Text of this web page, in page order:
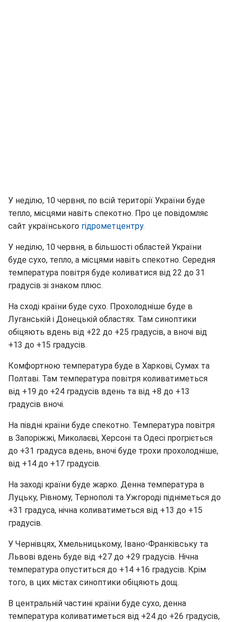
У неділю, 10 червня, по всій території України буде
тепло, місцями навіть спекотно. Про це повідомляє
сайт українського гідрометцентру.
У неділю, 10 червня, в більшості областей України
буде сухо, тепло, а місцями навіть спекотно. Середня
температура повітря буде коливатися від 22 до 31
градусів зі знаком плюс.
На сході країни буде сухо. Прохолодніше буде в
Луганській і Донецькій областях. Там синоптики
обіцяють вдень від +22 до +25 градусів, а вночі від
+13 до +15 градусів.
Комфортною температура буде в Харкові, Сумах та
Полтаві. Там температура повітря коливатиметься
від +19 до +24 градусів вдень та від +8 до +13
градусів вночі.
На півдні країни буде спекотно. Температура повітря
в Запоріжжі, Миколаєві, Херсоні та Одесі прогріється
до +31 градуса вдень, вночі буде трохи прохолодніше,
від +14 до +17 градусів.
На заході країни буде жарко. Денна температура в
Луцьку, Рівному, Тернополі та Ужгороді підніметься до
+31 градуса, нічна коливатиметься від +13 до +15
градусів.
У Чернівцях, Хмельницькому, Івано-Франківську та
Львові вдень буде від +27 до +29 градусів. Нічна
температура опуститься до +14 +16 градусів. Крім
того, в цих містах синоптики обіцяють дощ.
В центральній частині країни буде сухо, денна
температура коливатиметься від +24 до +26 градусів,